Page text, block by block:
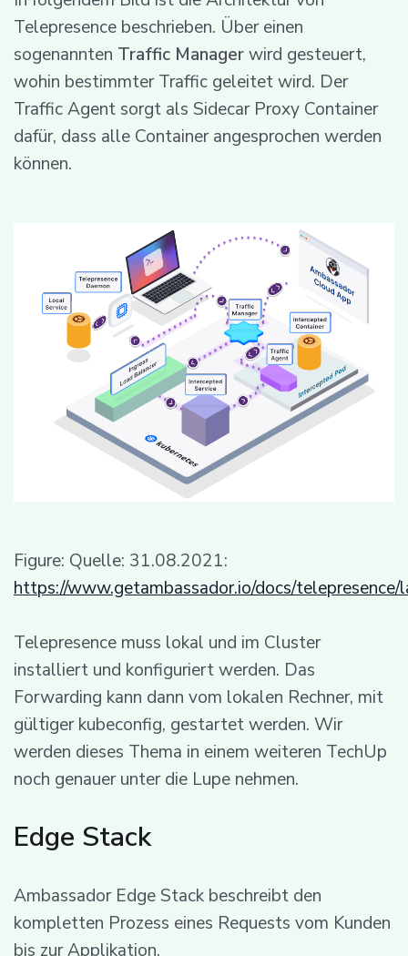
Telepresence beschrieben. Über einen
sogenannten Traffic Managerwird gesteuert,
wohin bestimmter Traffic geleitet wird. Der
Traffic Agent sorgt als Sidecar Proxy Container
dafür, dass alle Container angesprochen werden
können.
Figure: Quelle: 31.08.2021:
https://www.getambassador.io/docs/
Telepresence muss lokal und im Cluster
installiert und konfiguriert werden. Das
Forwarding kann dann vom lokalen Rechner, mit
gültiger kubeconfig, gestartet werden. Wir
werden dieses Thema in einem weiteren TechUp
noch genauer unter die Lupe nehmen.
Edge Stack
Ambassador Edge Stack beschreibt den
kompletten Prozess eines Requests vom Kunden
bis zur Applikation.